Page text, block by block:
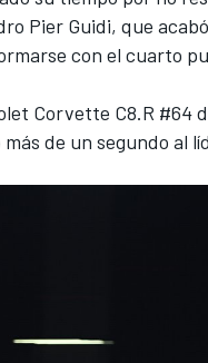
Pier Guidi, que
con el cuarto
Corvette C8.R #64
de un segundo al